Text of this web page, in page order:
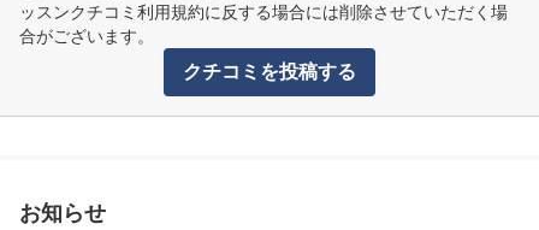
ッスンクチコミ利用規約に反する場合には削除させていただく場
合がございます。
クチコミを投稿する
お知らせ